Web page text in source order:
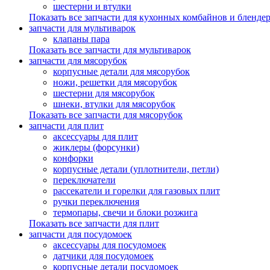
шестерни и втулки
Показать все запчасти для кухонных комбайнов и
запчасти для мультиварок
клапаны пара
Показать все запчасти для мультиварок
запчасти для мясорубок
корпусные детали для мясорубок
ножи, решетки для мясорубок
шестерни для мясорубок
шнеки, втулки для мясорубок
Показать все запчасти для мясорубок
запчасти для плит
аксессуары для плит
жиклеры (форсунки)
конфорки
корпусные детали (уплотнители, петли)
переключатели
рассекатели и горелки для газовых плит
ручки переключения
термопары, свечи и блоки розжига
Показать все запчасти для плит
запчасти для посудомоек
аксессуары для посудомоек
датчики для посудомоек
корпусные детали посудомоек